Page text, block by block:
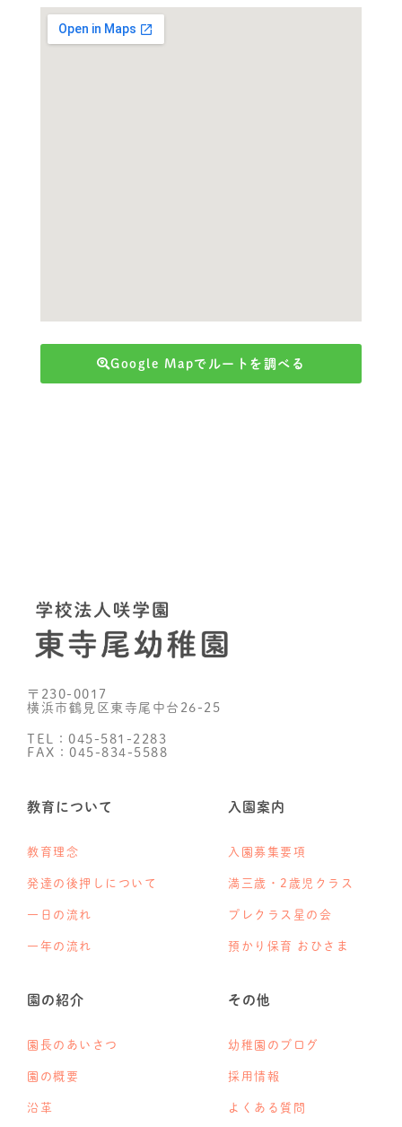
Google Mapでルートを調べる
〒230-0017
横浜市鶴見区東寺尾中台26-25
TEL：045-581-2283
FAX：045-834-5588
教育について
教育理念
発達の後押しについて
一日の流れ
一年の流れ
入園案内
入園募集要項
満三歳・2歳児クラス
プレクラス星の会
預かり保育 おひさま
園の紹介
園長のあいさつ
園の概要
沿革
その他
幼稚園のブログ
採用情報
よくある質問